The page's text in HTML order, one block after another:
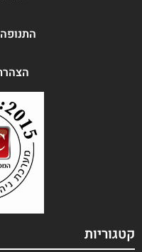
התנופה 7 , פתח תקווה
קטגוריות